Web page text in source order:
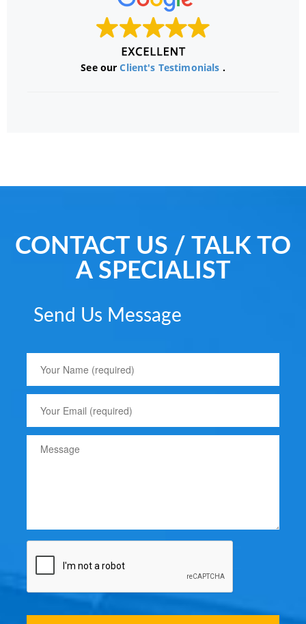
See ourClient's Testimonials .
CONTACT US / TALK TO
A SPECIALIST
Send Us Message